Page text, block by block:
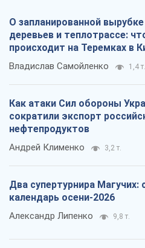
О запланированной
деревьев и теплотрассе:
происходит на Теремках в
Владислав Самойленко 1,4 т.
Как атаки Сил обороны
сократили экспорт
нефтепродуктов
Андрей Клименко 3,2 т.
Два супертурнира Магучих:
календарь осени-2026
Александр Липенко 9,8 т.